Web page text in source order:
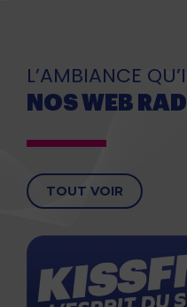
L’AMBIANCE
NOS WEB
TOUT VOIR